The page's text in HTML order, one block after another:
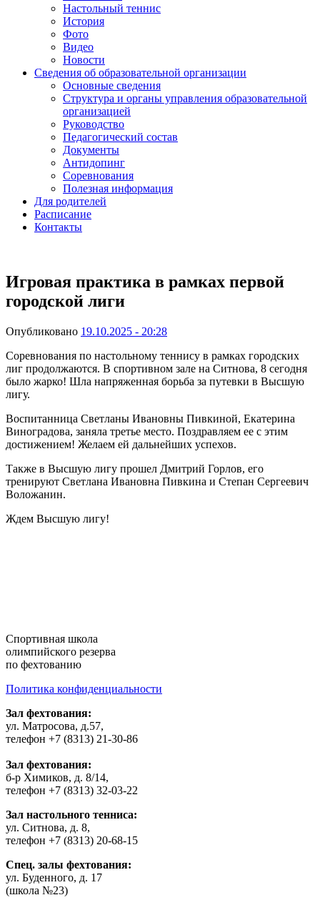
Настольный теннис
История
Фото
Видео
Новости
Сведения об образовательной организации
Основные сведения
Структура и органы управления образовательной
организацией
Руководство
Педагогический состав
Документы
Антидопинг
Соревнования
Полезная информация
Для родителей
Расписание
Контакты
Игровая практика в рамках первой
городской лиги
Опубликовано 19.10.2025 - 20:28
Соревнования по настольному теннису в рамках городских
лиг продолжаются. В спортивном зале на Ситнова, 8 сегодня
было жарко! Шла напряженная борьба за путевки в Высшую
лигу.
Воспитанница Светланы Ивановны Пивкиной, Екатерина
Виноградова, заняла третье место. Поздравляем ее с этим
достижением! Желаем ей дальнейших успехов.
Также в Высшую лигу прошел Дмитрий Горлов, его
тренируют Светлана Ивановна Пивкина и Степан Сергеевич
Воложанин.
Ждем Высшую лигу!
Cпортивная школа
олимпийского резерва
по фехтованию
Политика конфиденциальности
Зал фехтования:
ул. Матросова, д.57,
телефон +7 (8313) 21-30-86
Зал фехтования:
б-р Химиков, д. 8/14,
телефон +7 (8313) 32-03-22
Зал настольного тенниса:
ул. Ситнова, д. 8,
телефон +7 (8313) 20-68-15
Спец. залы фехтования:
ул. Буденного, д. 17
(школа №23)